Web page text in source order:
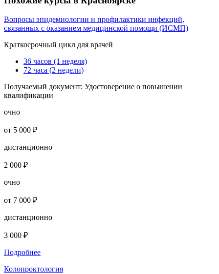
Вопросы эпидемиологии и профилактики инфекций,
связанных с оказанием медицинской помощи (ИСМП)
Краткосрочный цикл для врачей
36 часов (1 неделя)
72 часа (2 недели)
Получаемый документ: Удостоверение о повышении
квалификации
очно
от 5 000 ₽
дистанционно
2 000 ₽
очно
от 7 000 ₽
дистанционно
3 000 ₽
Подробнее
Колопроктология